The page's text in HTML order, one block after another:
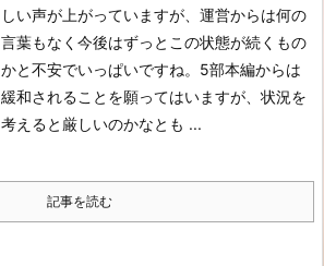
しい声が上がっていますが、運営からは何の
言葉もなく今後はずっとこの状態が続くもの
かと不安でいっぱいですね。 5部本編からは
緩和されることを願ってはいますが、状況を
考えると厳しいのかなとも ...
記事を読む